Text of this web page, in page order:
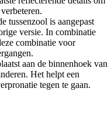
is aangepast
versie. In combinatie
combinatie voor
aan de binnenhoek van
Het helpt een
tegen te gaan.